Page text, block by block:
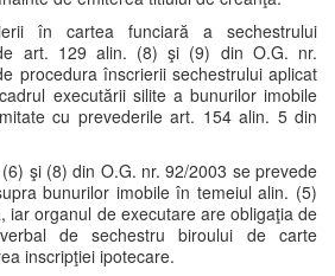
în cartea funciară a sechestrului
art. 129 alin. (8) şi (9) din O.G. nr.
procedura înscrierii sechestrului aplicat
executării silite a bunurilor imobile
cu prevederile art. 154 alin. 5 din
şi (8) din O.G. nr. 92/2003 se prevede
bunurilor imobile în temeiul alin. (5)
iar organul de executare are obligaţia de
de sechestru biroului de carte
inscripţiei ipotecare.